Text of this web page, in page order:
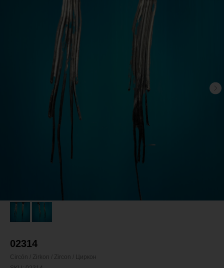
02314
Circón / Zirkon / Zircon / Циркон